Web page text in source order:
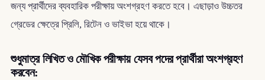
জন্য প্রার্থীদের ব্যবহারিক পরীক্ষায় অংশগ্রহণ করতে হবে। এছাড়াও উচ্চতর
গ্রেডের ক্ষেত্রে প্রিলি, রিটেন ও ভাইভা হয়ে থাকে।
শুধুমাত্র লিখিত ও মৌখিক পরীক্ষায় যেসব পদের প্রার্থীরা অংশগ্রহণ
করবেন: